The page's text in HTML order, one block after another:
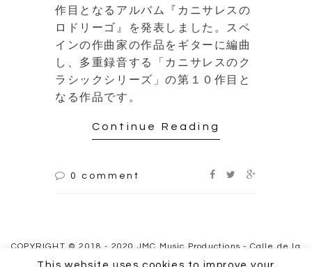
作目となるアルバム『カニサレスの
ロドリーゴ』を発表しました。スペ
インの作曲家の作品をギターに編曲
し、多重録音する「カニサレスのク
ラシックシリーズ」の第１０作目と
なる作品です。
Continue Reading
0 comment
COPYRIGHT © 2018 - 2020 JMC Music Productions - Calle de la